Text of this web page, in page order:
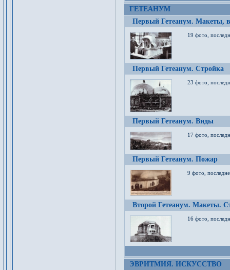
ГЕТЕАНУМ
Первый Гетеанум. Макеты,
19 фото,
Первый Гетеанум. Стройка
23 фото,
Первый Гетеанум. Виды
17 фото,
Первый Гетеанум. Пожар
9 фото,
Второй Гетеанум. Макеты.
16 фото,
ЭВРИТМИЯ. ИСКУССТВО